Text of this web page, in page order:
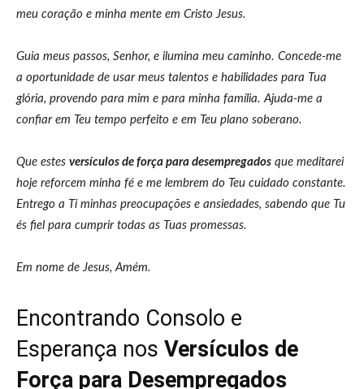
meu coração e minha mente em Cristo Jesus.
Guia meus passos, Senhor, e ilumina meu caminho. Concede-me
a oportunidade de usar meus talentos e habilidades para Tua
glória, provendo para mim e para minha família. Ajuda-me a
confiar em Teu tempo perfeito e em Teu plano soberano.
Que estes versículos de força para desempregados que meditarei
hoje reforcem minha fé e me lembrem do Teu cuidado constante.
Entrego a Ti minhas preocupações e ansiedades, sabendo que Tu
és fiel para cumprir todas as Tuas promessas.
Em nome de Jesus, Amém.
Encontrando Consolo e
Esperança nos Versículos de
Força para Desempregados